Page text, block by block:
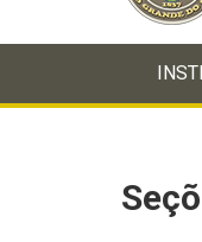
menu
do
menu